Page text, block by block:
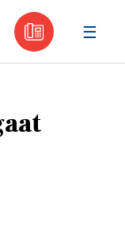
030 -